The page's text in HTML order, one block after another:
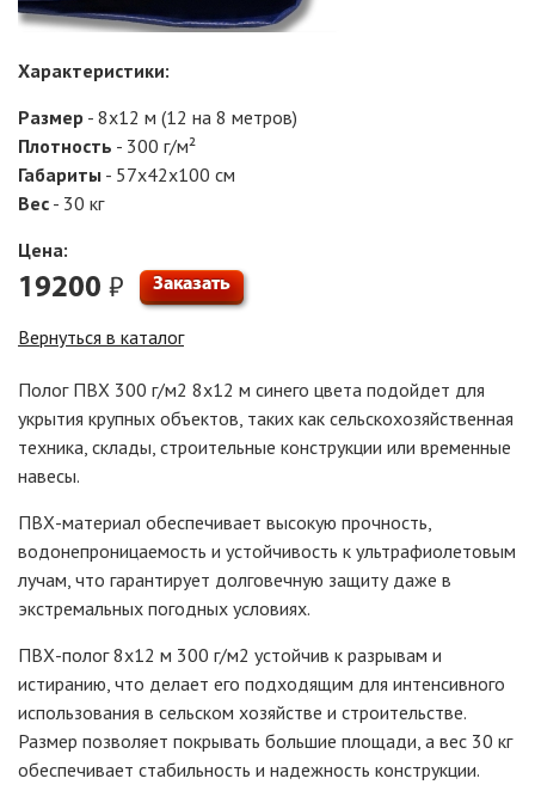
Характеристики:
Размер - 8х12 м (12 на 8 метров)
Плотность - 300 г/м²
Габариты - 57x42x100 см
Вес - 30 кг
Цена:
19200 ₽ Заказать
Вернуться в каталог
Полог ПВХ 300 г/м2 8х12 м синего цвета подойдет для
укрытия крупных объектов, таких как сельскохозяйственная
техника, склады, строительные конструкции или временные
навесы.
ПВХ-материал обеспечивает высокую прочность,
водонепроницаемость и устойчивость к ультрафиолетовым
лучам, что гарантирует долговечную защиту даже в
экстремальных погодных условиях.
ПВХ-полог 8х12 м 300 г/м2 устойчив к разрывам и
истиранию, что делает его подходящим для интенсивного
использования в сельском хозяйстве и строительстве.
Размер позволяет покрывать большие площади, а вес 30 кг
обеспечивает стабильность и надежность конструкции.